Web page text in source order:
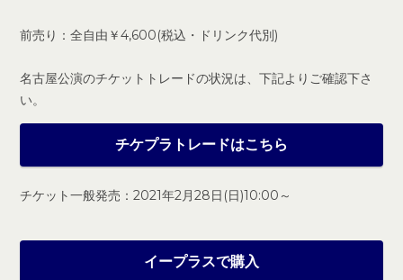
前売り：全自由￥4,600(税込・ドリンク代別)
名古屋公演のチケットトレードの状況は、下記よりご確認下さ
い。
チケプラトレードはこちら
チケット一般発売：2021年2月28日(日)10:00～
イープラスで購入